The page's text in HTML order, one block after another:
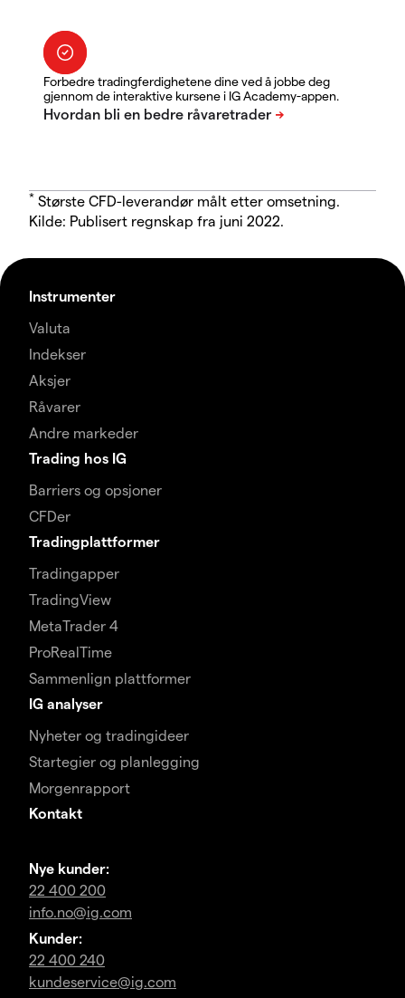
Forbedre tradingferdighetene dine ved å jobbe deg
gjennom de interaktive kursene i IG Academy-appen.
* Største CFD-leverandør målt etter omsetning.
Kilde: Publisert regnskap fra juni 2022.
Instrumenter
Valuta
Indekser
Aksjer
Råvarer
Andre markeder
Trading hos IG
Barriers og opsjoner
CFDer
Tradingplattformer
Tradingapper
TradingView
MetaTrader 4
ProRealTime
Sammenlign plattformer
IG analyser
Nyheter og tradingideer
Startegier og planlegging
Morgenrapport
Kontakt
Nye kunder:
22 400 200
info.no@ig.com
Kunder:
22 400 240
kundeservice@ig.com